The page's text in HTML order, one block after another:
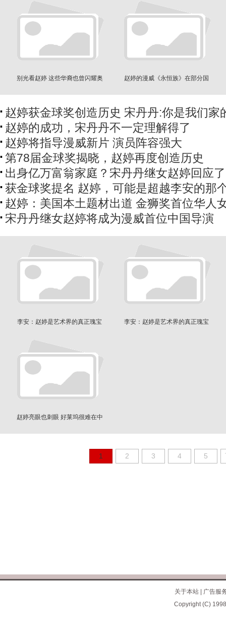
别光看赵婷 这些华裔也曾闪耀奥
赵婷的漫威《永恒族》在部分国
赵婷获金球奖创造历史 宋丹丹:你是我们家
赵婷的成功，宋丹丹不一定理解得了
赵婷将指导漫威新片 演员阵容强大
第78届金球奖揭晓，赵婷再度创造历史
出身亿万富翁家庭？宋丹丹继女赵婷回应了
获金球奖提名 赵婷，可能是超越李安的那
赵婷：美国本土题材出道 金狮奖首位华人
宋丹丹继女赵婷将成为漫威首位中国导演
李安：赵婷是艺术界的真正瑰宝 李安：赵婷是艺术界的真正瑰宝
赵婷亮眼也刺眼 好莱坞很难在中
1 2 3 4 5
关于本站|
广告服
Copyright (C)